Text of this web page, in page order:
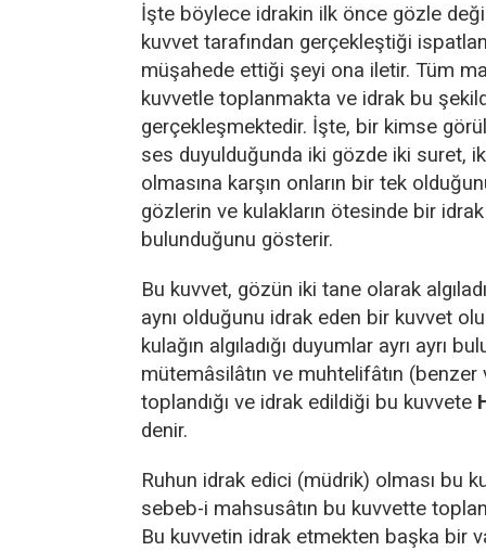
İşte böylece idrakin ilk önce gözle
kuvvet tarafından gerçekleştiği
müşahede ettiği şeyi ona iletir. Tüm
kuvvetle toplanmakta ve idrak bu
gerçekleşmektedir. İşte, bir kimse
ses duyulduğunda iki gözde iki suret,
olmasına karşın onların bir tek
gözlerin ve kulakların ötesinde bir
bulunduğunu gösterir.
Bu kuvvet, gözün iki tane olarak
aynı olduğunu idrak eden bir kuvvet
kulağın algıladığı duyumlar ayrı ayrı
mütemâsilâtın ve muhtelifâtın (benzer
toplandığı ve idrak edildiği bu kuvvete
denir.
Ruhun idrak edici (müdrik) olması bu
sebeb-i mahsusâtın bu kuvvette
Bu kuvvetin idrak etmekten başka bir